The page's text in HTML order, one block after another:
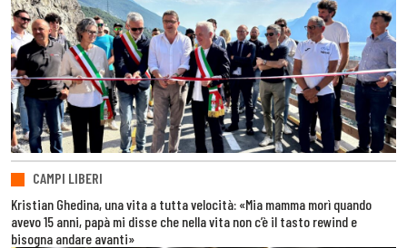
CAMPI LIBERI
Kristian Ghedina, una vita a tutta velocità: «Mia mamma morì quando
avevo 15 anni, papà mi disse che nella vita non c’è il tasto rewind e
bisogna andare avanti»